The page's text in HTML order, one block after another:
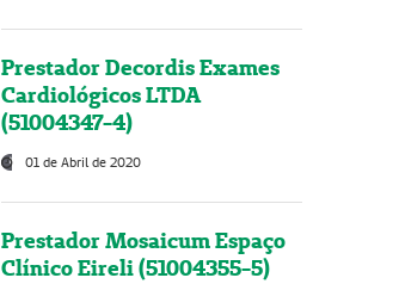
Prestador Decordis Exames
Cardiológicos LTDA
(51004347-4)
01 de Abril de 2020
Prestador Mosaicum Espaço
Clínico Eireli (51004355-5)